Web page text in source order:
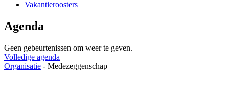
Vakantieroosters
Agenda
Geen gebeurtenissen om weer te geven.
Volledige agenda
Organisatie - Medezeggenschap